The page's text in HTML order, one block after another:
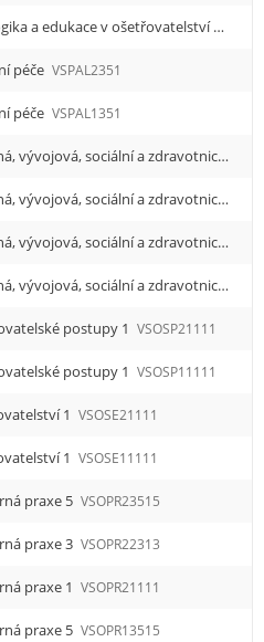
VSPED1232 Pedagogika a edukace v ošetřovatelství
péče VSPAL2351
péče VSPAL1351
VSOVP22312 Obecná, vývojová, sociální a zdravotnická psychologie 2
VSOVP21121 Obecná, vývojová, sociální a zdravotnická psychologie 1
VSOVP12312 Obecná, vývojová, sociální a zdravotnická psychologie 2
VSOVP11121 Obecná, vývojová, sociální a zdravotnická psychologie 1
postupy 1 VSOSP21111
postupy 1 VSOSP11111
1 VSOSE21111
1 VSOSE11111
praxe 5 VSOPR23515
praxe 3 VSOPR22313
praxe 1 VSOPR21111
praxe 5 VSOPR13515